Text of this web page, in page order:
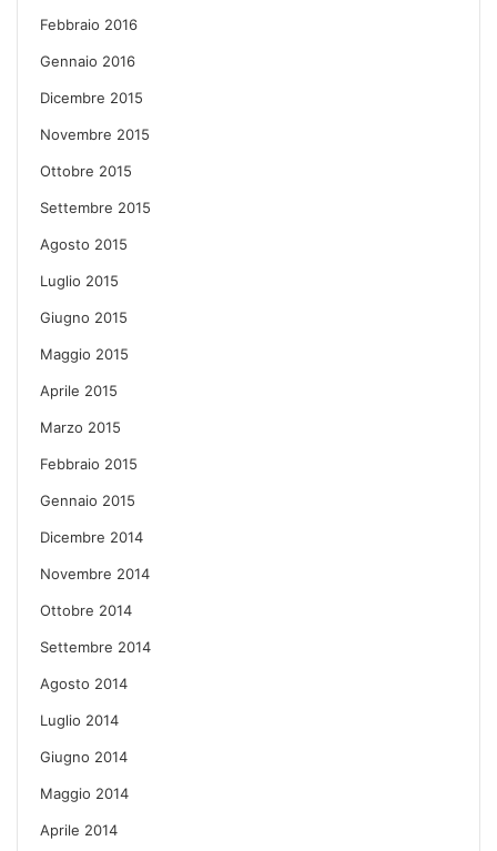
Febbraio 2016
Gennaio 2016
Dicembre 2015
Novembre 2015
Ottobre 2015
Settembre 2015
Agosto 2015
Luglio 2015
Giugno 2015
Maggio 2015
Aprile 2015
Marzo 2015
Febbraio 2015
Gennaio 2015
Dicembre 2014
Novembre 2014
Ottobre 2014
Settembre 2014
Agosto 2014
Luglio 2014
Giugno 2014
Maggio 2014
Aprile 2014